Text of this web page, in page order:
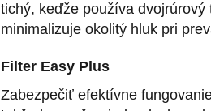
tichý, keďže používa
minimalizuje okolitý hluk pri
Filter Easy Plus
Zabezpečiť efektívne